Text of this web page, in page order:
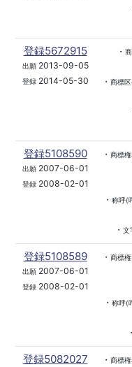
登録5672915
出願2013-09-05
登録2014-05-30
・
・ 商標
登録5108590
出願2007-06-01
登録2008-02-01
・ 商標
・ 称呼(
・ 文
登録5108589
出願2007-06-01
登録2008-02-01
・ 商標
・ 称呼(
・
登録5082027 ・ 商標